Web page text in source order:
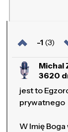
-1(3)
Michal
3620
jest to
prywatnego
W Imię